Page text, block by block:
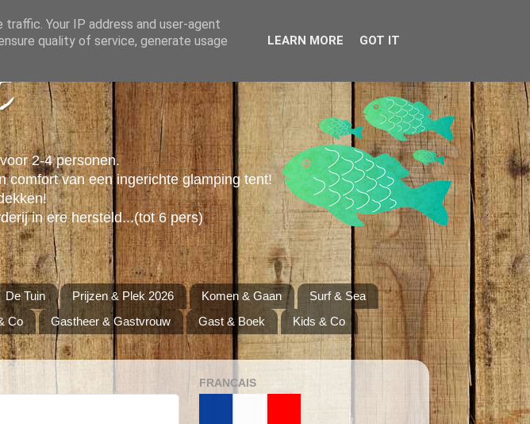
2-4 personen.
comfort van een ingerichte glamping tent!
in ere hersteld...(tot 6 pers)
De Tuin Prijzen & Plek 2026 Komen & Gaan
Surf & Sea
Co Gastheer & Gastvrouw Gast & Boek
Kids & Co
FRANCAIS
Your IP address and user-agent
quality of service, generate usage
LEARN MORE GOT IT